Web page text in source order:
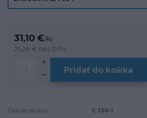
31,10 €/ks
25,28 € bez DPH
Pridať do košíka
Číslo produktu: C 130-1